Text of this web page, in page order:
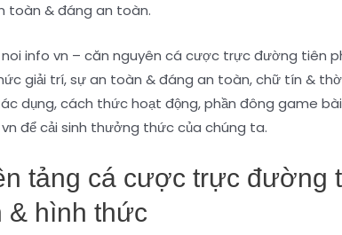
toàn & đáng an toàn.
info vn – căn nguyên cá cược trực đường tiên
giải trí, sự an toàn & đáng an toàn, chữ tín &
dụng, cách thức hoạt động, phần đông game
để cải sinh thưởng thức của chúng ta.
tảng cá cược trực đường
& hình thức